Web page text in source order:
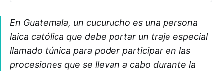
En Guatemala, un cucurucho es una persona
laica católica que debe portar un traje especial
llamado túnica para poder participar en las
procesiones que se llevan a cabo durante la